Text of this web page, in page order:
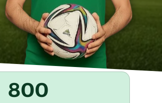
800